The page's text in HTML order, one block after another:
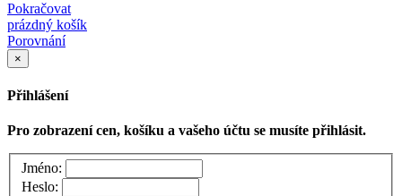
Pokračovat
prázdný košík
Porovnání
×
Přihlášení
Pro zobrazení cen, košíku a vašeho účtu se musíte přihlásit.
Jméno:
Heslo: